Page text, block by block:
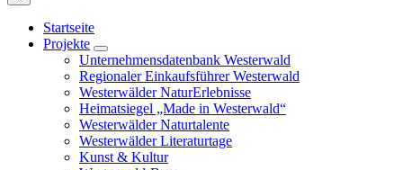
Startseite
Projekte
Unternehmensdatenbank Westerwald
Regionaler Einkaufsführer Westerwald
Westerwälder NaturErlebnisse
Heimatsiegel „Made in Westerwald“
Westerwälder Naturtalente
Westerwälder Literaturtage
Kunst & Kultur